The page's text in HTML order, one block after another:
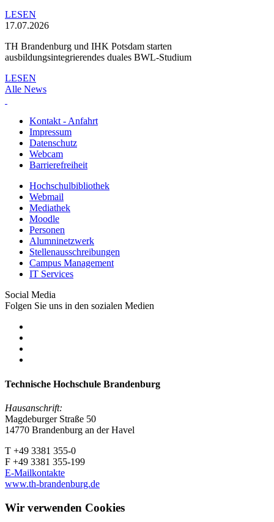
LESEN
17.07.2026
TH Brandenburg und IHK Potsdam starten
ausbildungsintegrierendes duales BWL-Studium
LESEN
Alle News
Kontakt - Anfahrt
Impressum
Datenschutz
Webcam
Barrierefreiheit
Hochschulbibliothek
Webmail
Mediathek
Moodle
Personen
Alumninetzwerk
Stellenausschreibungen
Campus Management
IT Services
Social Media
Folgen Sie uns in den sozialen Medien
Technische Hochschule Brandenburg
Hausanschrift:
Magdeburger Straße 50
14770 Brandenburg an der Havel
T +49 3381 355-0
F +49 3381 355-199
E-Mailkontakte
www.th-brandenburg.de
Wir verwenden Cookies